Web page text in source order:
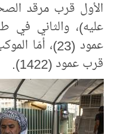
الأول قرب مرقد
عليه)، والثاني في
عمود (23)،
قرب عمود (1422).